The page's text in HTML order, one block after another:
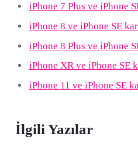
iPhone 7 Plus ve iPhone
iPhone 8 ve iPhone SE
iPhone 8 Plus ve iPhone
iPhone XR ve iPhone SE
iPhone 11 ve iPhone SE
İlgili Yazılar